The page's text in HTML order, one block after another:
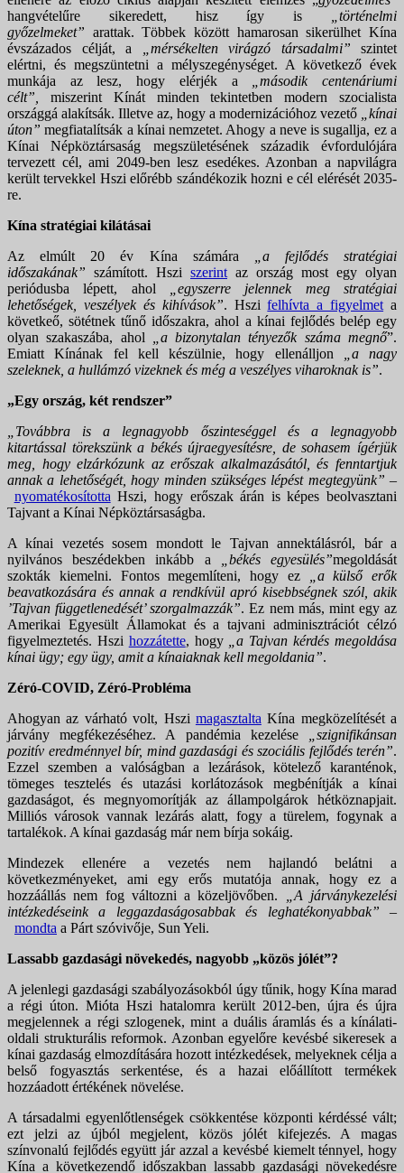
hangvételűre sikeredett, hisz így is
„történelmi
győzelmeket” arattak. Többek között hamarosan sikerülhet Kína
évszázados célját, a
„mérsékelten virágzó társadalmi” szintet
elértni, és megszüntetni a mélyszegénységet. A következő évek
munkája az lesz, hogy elérjék a
„második centenáriumi
célt”,
miszerint Kínát minden tekintetben modern szocialista
országgá alakítsák. Illetve az, hogy a modernizációhoz vezető
„kínai
úton” megfiatalítsák a kínai nemzetet. Ahogy a neve is sugallja, ez a
Kínai Népköztársaság megszületésének századik évfordulójára
tervezett cél, ami 2049-ben lesz esedékes. Azonban a napvilágra
került tervekkel Hszi előrébb szándékozik hozni e cél elérését 2035-
re.
Kína stratégiai kilátásai
Az elmúlt 20 év Kína számára
„a fejlődés stratégiai
időszakának” számított. Hszi szerint az ország most egy olyan
periódusba lépett, ahol
„egyszerre jelennek meg stratégiai
lehetőségek, veszélyek és kihívások”. Hszifelhívta a figyelmet a
követkeő, sötétnek tűnő időszakra, ahol a kínai fejlődés belép egy
olyan szakaszába, ahol
„a bizonytalan tényezők száma megnő”.
Emiatt Kínának fel kell készülnie, hogy ellenálljon
„a nagy
szeleknek, a hullámzó vizeknek és még a veszélyes viharoknak is”.
„Egy ország, két rendszer”
„Továbbra is a legnagyobb őszinteséggel és a legnagyobb
kitartással törekszünk a békés újraegyesítésre, de sohasem ígérjük
meg, hogy elzárkózunk az erőszak alkalmazásától, és fenntartjuk
annak a lehetőségét, hogy minden szükséges lépést megtegyünk” ­–
nyomatékosította Hszi, hogy erőszak árán is képes beolvasztani
Tajvant a Kínai Népköztársaságba.
A kínai vezetés sosem mondott le Tajvan annektálásról, bár a
nyilvános beszédekben inkább a
„békés egyesülés”megoldását
szokták kiemelni. Fontos megemlíteni, hogy ez
„a külső erők
beavatkozására és annak a rendkívül apró kisebbségnek szól, akik
’Tajvan függetlenedését’ szorgalmazzák”. Ez nem más, mint egy az
Amerikai Egyesült Államokat és a tajvani adminisztrációt célzó
figyelmeztetés. Hszi hozzátette, hogy
„a Tajvan kérdés megoldása
kínai ügy; egy ügy, amit a kínaiaknak kell megoldania”.
Zéró-COVID, Zéró-Probléma
Ahogyan az várható volt, Hszi magasztalta Kína megközelítését a
járvány megfékezéséhez. A pandémia kezelése
„szignifikánsan
pozitív eredménnyel bír, mind gazdasági és szociális fejlődés terén”.
Ezzel szemben a valóságban a lezárások, kötelező karanténok,
tömeges tesztelés és utazási korlátozások megbénítják a kínai
gazdaságot, és megnyomorítják az állampolgárok hétköznapjait.
Milliós városok vannak lezárás alatt, fogy a türelem, fogynak a
tartalékok. A kínai gazdaság már nem bírja sokáig.
Mindezek ellenére a vezetés nem hajlandó belátni a
következményeket, ami egy erős mutatója annak, hogy ez a
hozzáállás nem fog változni a közeljövőben.
„A járványkezelési
intézkedéseink a leggazdaságosabbak és leghatékonyabbak” –
mondta a Párt szóvivője, Sun Yeli.
Lassabb gazdasági növekedés, nagyobb „közös jólét”?
A jelenlegi gazdasági szabályozásokból úgy tűnik, hogy Kína marad
a régi úton. Mióta Hszi hatalomra került 2012-ben, újra és újra
megjelennek a régi szlogenek, mint a duális áramlás és a kínálati-
oldali strukturális reformok. Azonban egyelőre kevésbé sikeresek a
kínai gazdaság elmozdítására hozott intézkedések, melyeknek célja a
belső fogyasztás serkentése, és a hazai előállított termékek
hozzáadott értékének növelése.
A társadalmi egyenlőtlenségek csökkentése központi kérdéssé vált;
ezt jelzi az újból megjelent, közös jólét kifejezés. A magas
színvonalú fejlődés együtt jár azzal a kevésbé kiemelt ténnyel, hogy
Kína a következendő időszakban lassabb gazdasági növekedésre